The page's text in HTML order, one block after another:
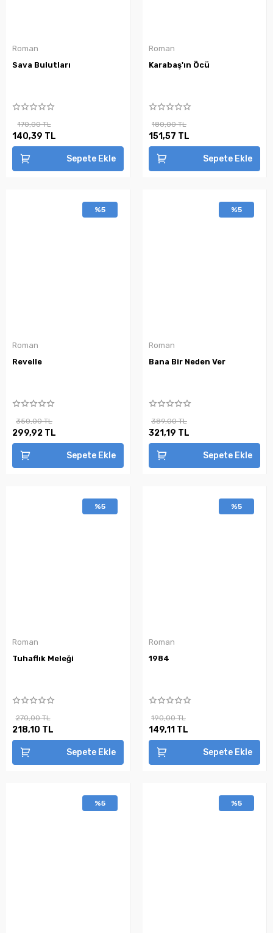
Roman
Sava Bulutları
170,00 TL
140,39 TL
Sepete Ekle
Roman
Karabaş'ın Öcü
180,00 TL
151,57 TL
Sepete Ekle
%5
Roman
Revelle
350,00 TL
299,92 TL
Sepete Ekle
%5
Roman
Bana Bir Neden Ver
389,00 TL
321,19 TL
Sepete Ekle
%5
Roman
Tuhaflık Meleği
270,00 TL
218,10 TL
Sepete Ekle
%5
Roman
1984
190,00 TL
149,11 TL
Sepete Ekle
%5 %5